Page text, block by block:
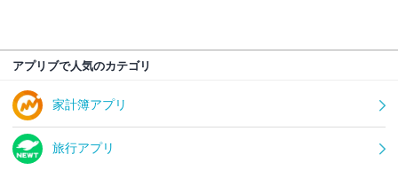
アプリブで人気のカテゴリ
家計簿アプリ
旅行アプリ